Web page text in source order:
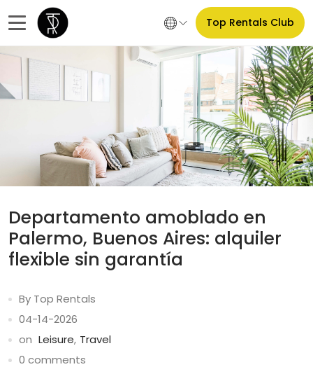
Top Rentals Club
Departamento amoblado en
Palermo, Buenos Aires: alquiler
flexible sin garantía
By Top Rentals
04-14-2026
on Leisure, Travel
0 comments